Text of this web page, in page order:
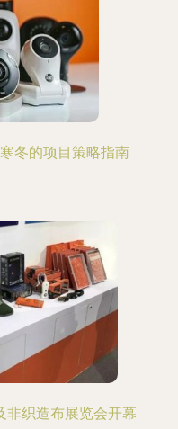
冬的项目策略指南
非织造布展览会开幕